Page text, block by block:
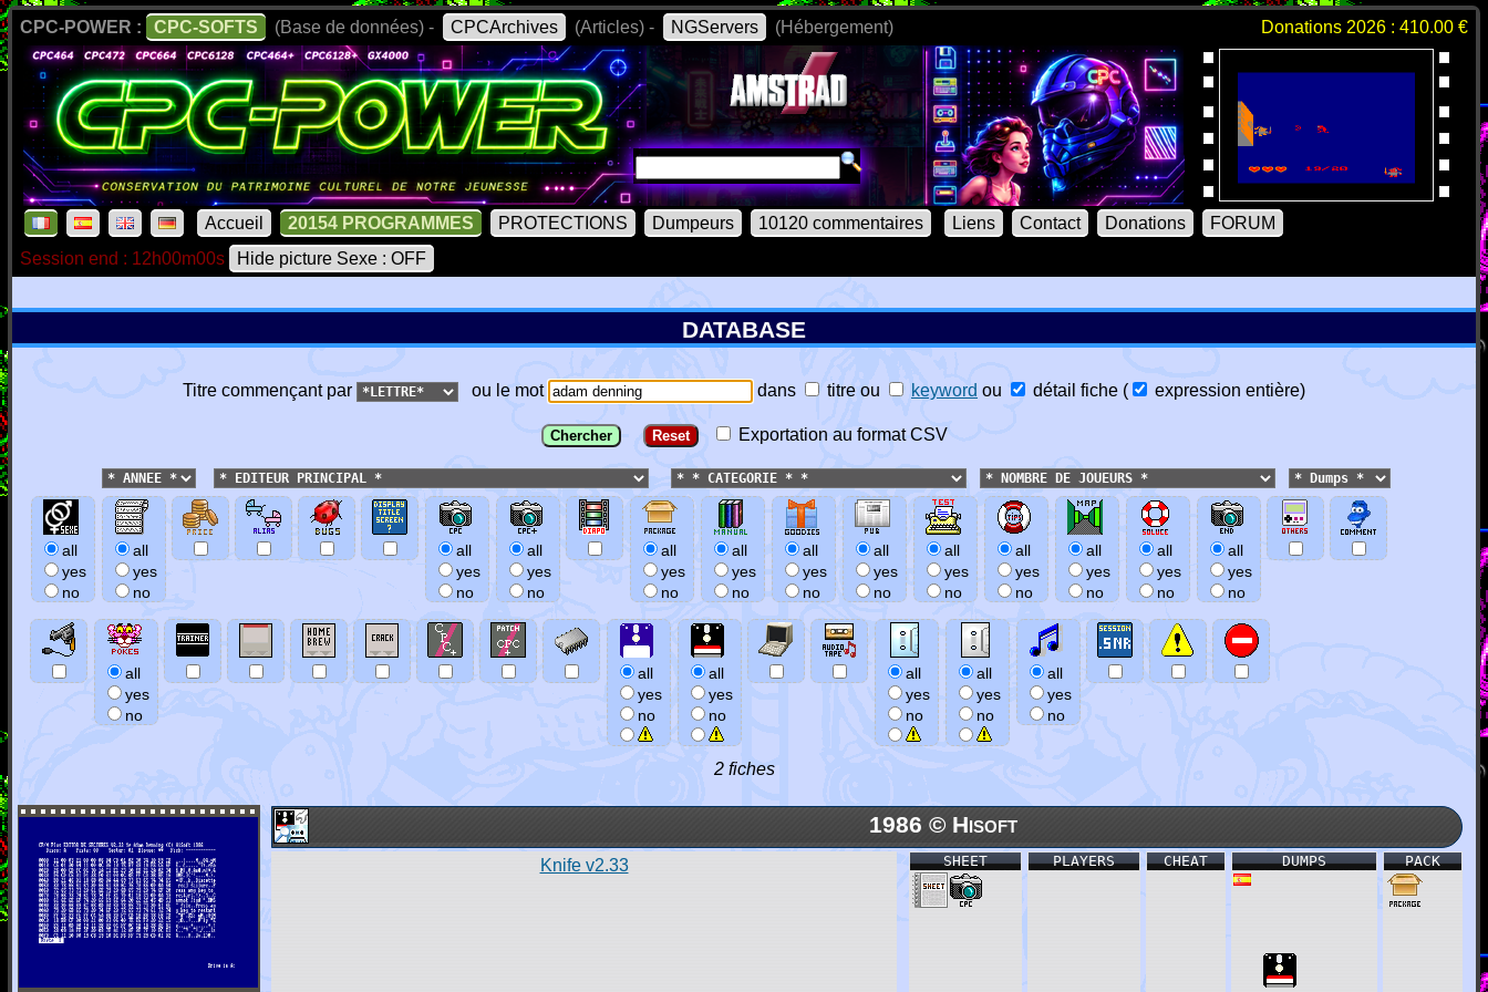
CPC-POWER : CPC-SOFTS (Base de données) - CPCArchives (Articles) - NGServers (Hébergement) Donations 2026 : 410.00 €
Accueil 20154 PROGRAMMES PROTECTIONS Dumpeurs 10120 commentaires Liens Contact Donations
FORUM
Session end : 12h00m00s
Hide picture Sexe : OFF
DATABASE
Titre commençant par ou le mot dans titre ou keyword ou détail fiche ( expression entière)
Exportation au format CSV
all
yes
no
all
yes
no
all
yes
no
all
yes
no
all
yes
no
all
yes
no
all
yes
no
all
yes
no
all
yes
no
all
yes
no
all
yes
no
all
yes
no
all
yes
no
all
yes
no
all
yes
no
all
yes
no
all
yes
no
all
yes
no
all
yes
no
2 fiches
1986 © Hisoft
Knife v2.33 PACK
DUMPS
CHEAT
PLAYERS
SHEET